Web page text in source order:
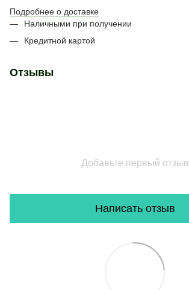
Подробнее о доставке
Наличными при получении
Кредитной картой
Отзывы
Добавьте первый отзыв
Написать отзыв